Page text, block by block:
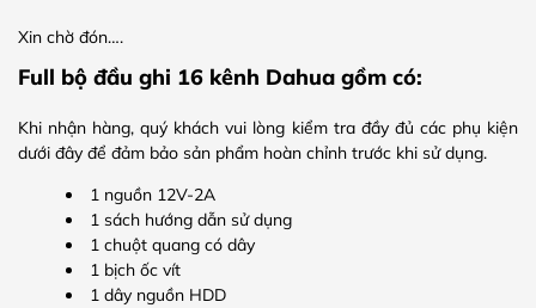
Xin chờ đón….
Full bộ đầu ghi 16 kênh Dahua gồm có:
Khi nhận hàng, quý khách vui lòng kiểm tra đầy đủ các phụ kiện
dưới đây để đảm bảo sản phẩm hoàn chỉnh trước khi sử dụng.
1 nguồn 12V-2A
1 sách hướng dẫn sử dụng
1 chuột quang có dây
1 bịch ốc vít
1 dây nguồn HDD